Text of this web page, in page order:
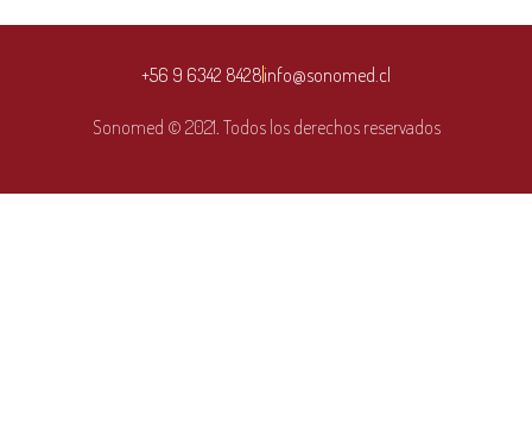
Sonomed © 2021. Todos los derechos reservados
+56 9 6342 8428info@sonomed.cl